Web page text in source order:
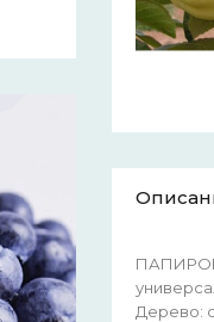
Дерево: